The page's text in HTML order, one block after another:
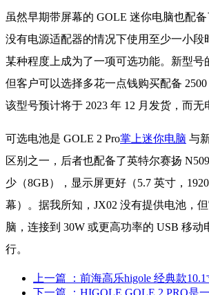
虽然早期带屏幕的 GOLE 迷你电脑也配
没有电源适配器的情况下使用至少一小段
某种程度上成为了一项可选功能。新型号
但客户可以选择多花一点钱购买配备 2500
该型号预计将于 2023 年 12 月发货，而无
可选电池是 GOLE 2 Pro掌上迷你电脑 与
区别之一，后者也配备了英特尔赛扬
少（8GB），显示屏更好（5.7 英寸，
幕）。据我所知，JX02 没有提供电池，
脑，连接到 30W 或更高功率的 USB 移动
行。
上一篇
：前海高乐higole 经典款
下一篇
：HIGOLE GOLE 2 PRO是